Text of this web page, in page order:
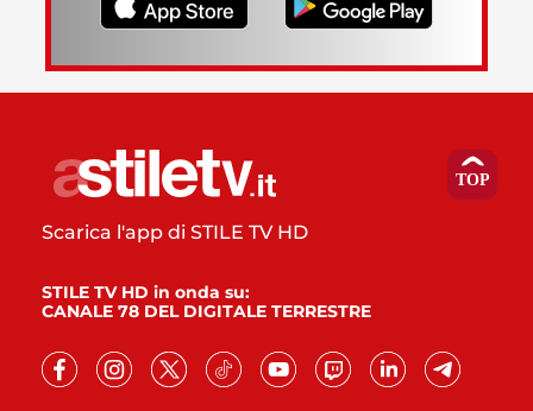
Scarica l'app di STILE TV HD
STILE TV HD in onda su:
CANALE 78 DEL DIGITALE TERRESTRE